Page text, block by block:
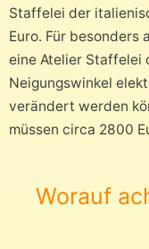
Staffelei der
Euro. Für
eine Atelier Staffelei
Neigungswinkel
verändert werden
müssen circa 2800
Worauf